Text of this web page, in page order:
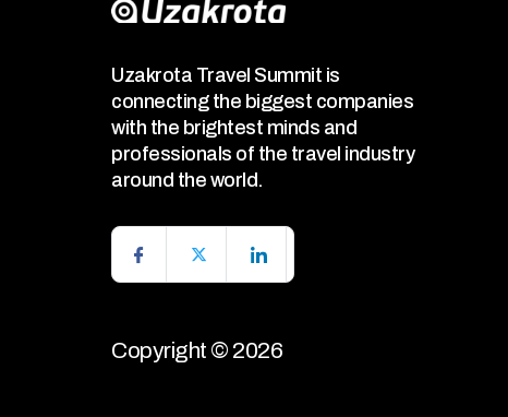
Uzakrota Travel Summit is
connecting the biggest companies
with the brightest minds and
professionals of the travel industry
around the world.
Copyright © 2026